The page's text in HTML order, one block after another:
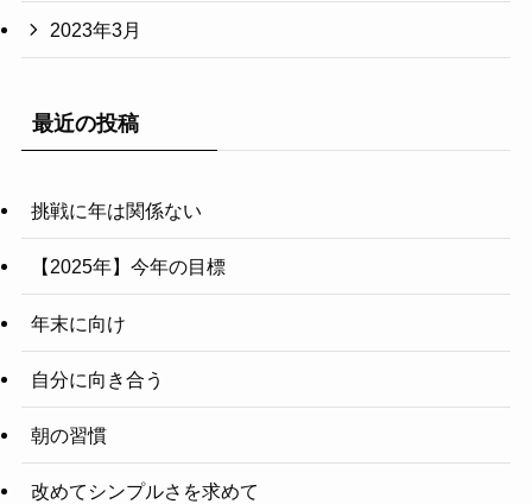
2023年3月
最近の投稿
挑戦に年は関係ない
【2025年】今年の目標
年末に向け
自分に向き合う
朝の習慣
改めてシンプルさを求めて